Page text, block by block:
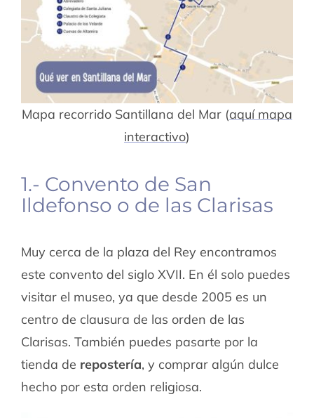
Mapa recorrido Santillana del Mar (aquí mapa
interactivo)
1.- Convento de San
Ildefonso o de las Clarisas
Muy cerca de la plaza del Rey encontramos
este convento del siglo XVII. En él solo puedes
visitar el museo, ya que desde 2005 es un
centro de clausura de las orden de las
Clarisas. También puedes pasarte por la
tienda de repostería, y comprar algún dulce
hecho por esta orden religiosa.